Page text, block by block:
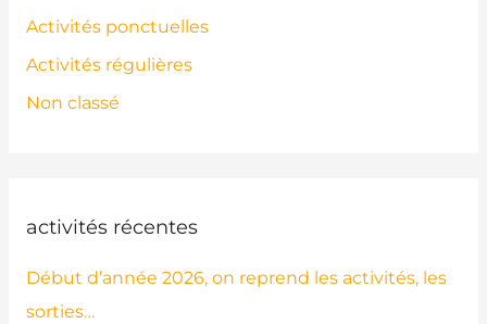
Activités ponctuelles
Activités régulières
Non classé
activités récentes
Début d’année 2026, on reprend les activités, les
sorties…